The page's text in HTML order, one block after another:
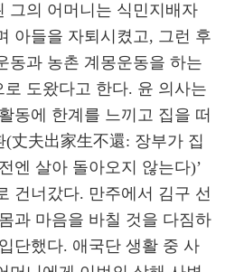
그의 어머니는 식민지배자
아들을 자퇴시켰고, 그런 후
동과 농촌 계몽운동을 하는
도왔다고 한다. 윤 의사는
동에 한계를 느끼고 집을 떠
(丈夫出家生不還: 장부가 집
엔 살아 돌아오지 않는다)’
건너갔다. 만주에서 김구 선
과 마음을 바칠 것을 다짐하
단했다. 애국단 생활 중 사